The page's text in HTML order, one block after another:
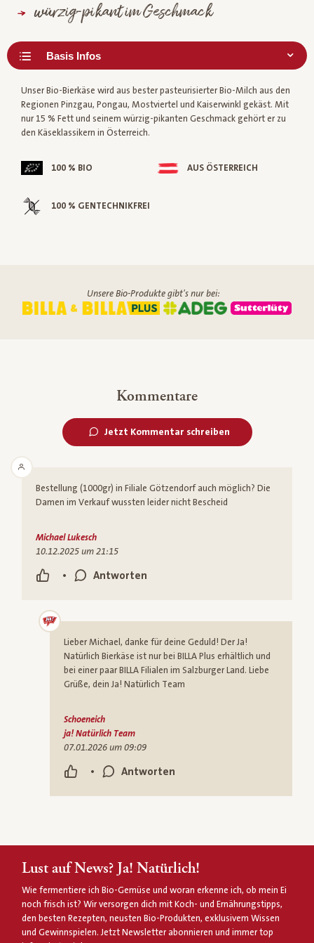
würzig-pikant im Geschmack
Unser Bio-Bierkäse wird aus bester pasteurisierter Bio-Milch aus den
Regionen Pinzgau, Pongau, Mostviertel und Kaiserwinkl gekäst. Mit
nur 15 % Fett und seinem würzig-pikanten Geschmack gehört er zu
den Käseklassikern in Österreich.
100 % BIO AUS ÖSTERREICH
100 % GENTECHNIKFREI
Unsere Bio-Produkte gibt's nur bei:
Kommentare
Jetzt Kommentar schreiben
Bestellung (1000gr) in Filiale Götzendorf auch möglich? Die
Damen im Verkauf wussten leider nicht Bescheid
• Antworten
Michael Lukesch
10.12.2025 um 21:15
Lieber Michael, danke für deine Geduld! Der Ja!
Natürlich Bierkäse ist nur bei BILLA Plus erhältlich und
bei einer paar BILLA Filialen im Salzburger Land. Liebe
Grüße, dein Ja! Natürlich Team
• Antworten
Schoeneich
ja! Natürlich Team
07.01.2026 um 09:09
Lust auf News? Ja! Natürlich!
Wie fermentiere ich Bio-Gemüse und woran erkenne ich, ob mein Ei
noch frisch ist? Wir versorgen dich mit Koch- und Ernährungstipps,
den besten Rezepten, neusten Bio-Produkten, exklusivem Wissen
und Gewinnspielen. Jetzt Newsletter abonnieren und immer top